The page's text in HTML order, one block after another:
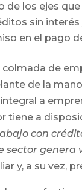
de los ejes
sin
en el pago
de
de la
a
tiene a
con
sector genera
y, a su vez,